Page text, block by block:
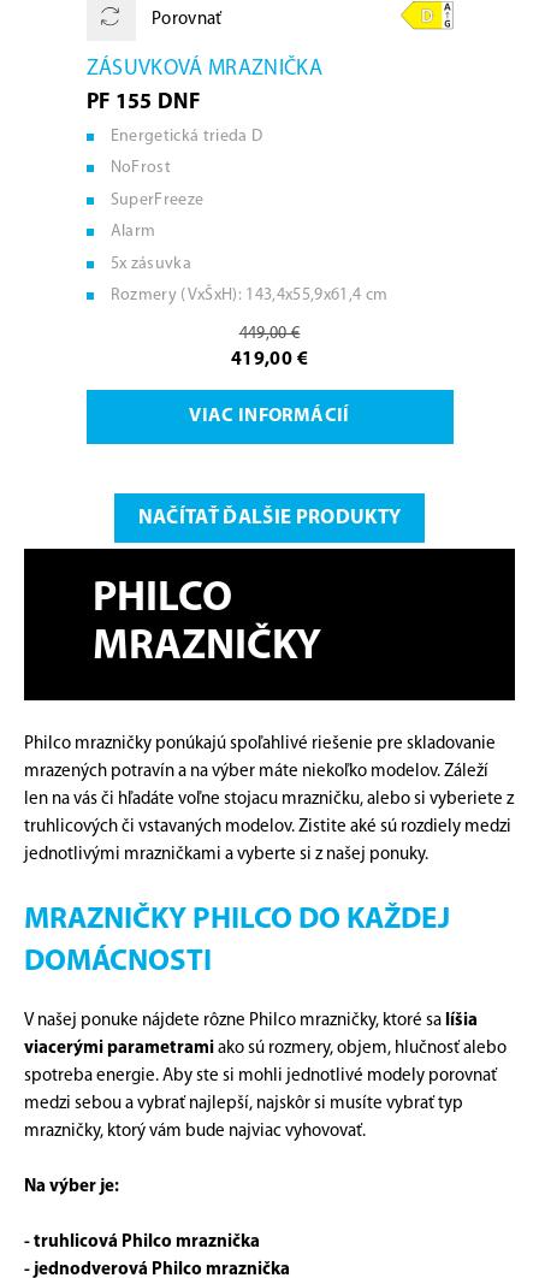
Porovnať
ZÁSUVKOVÁ MRAZNIČKA
PF 155 DNF
Energetická trieda D
NoFrost
SuperFreeze
Alarm
5x zásuvka
Rozmery (VxŠxH): 143,4x55,9x61,4 cm
449,00 €
419,00 €
VIAC INFORMÁCIÍ
NAČÍTAŤ ĎALŠIE PRODUKTY
PHILCO
MRAZNIČKY
Philco mrazničky ponúkajú spoľahlivé riešenie pre skladovanie
mrazených potravín a na výber máte niekoľko modelov. Záleží
len na vás či hľadáte voľne stojacu mrazničku, alebo si vyberiete z
truhlicových či vstavaných modelov. Zistite aké sú rozdiely medzi
jednotlivými mrazničkami a vyberte si z našej ponuky.
MRAZNIČKY PHILCO DO KAŽDEJ
DOMÁCNOSTI
V našej ponuke nájdete rôzne Philco mrazničky, ktoré sa líšia
viacerými parametrami ako sú rozmery, objem, hlučnosť alebo
spotreba energie. Aby ste si mohli jednotlivé modely porovnať
medzi sebou a vybrať najlepší, najskôr si musíte vybrať typ
mrazničky, ktorý vám bude najviac vyhovovať.
Na výber je:
- truhlicová Philco mraznička
- jednodverová Philco mraznička